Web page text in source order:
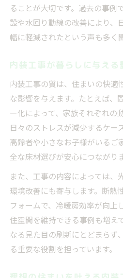
ることが大切です。過去の事例
設や水回り動線の改善により、
幅に軽減されたという声も多く
内装工事が暮らしに与える
内装工事の質は、住まいの快適
な影響を与えます。たとえば、
ー化によって、家族それぞれの
日々のストレスが減少するケー
高齢者や小さなお子様がいるご
全な床材選びが安心につながり
また、工事の内容によっては、
環境改善にも寄与します。断熱
フォームで、冷暖房効率が向上
住空間を維持できる事例も増え
なる見た目の刷新にとどまらず
る重要な役割を担っています。